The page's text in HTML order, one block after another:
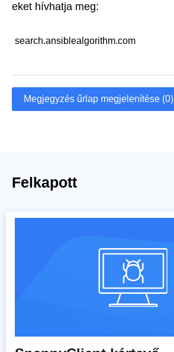
eket hívhatja meg:
search.ansiblealgorithm.com
Megjegyzés űrlap megjelenítése (0)
Felkapott